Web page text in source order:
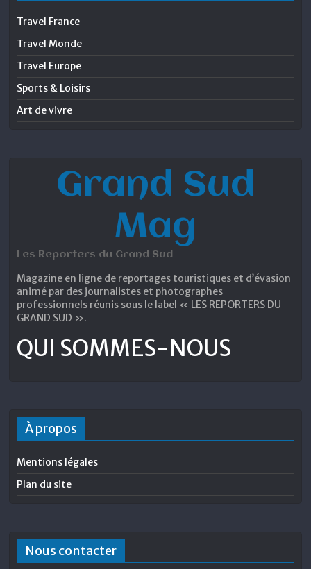
Travel France
Travel Monde
Travel Europe
Sports & Loisirs
Art de vivre
Grand Sud
Mag
Les Reporters du Grand Sud
Magazine en ligne de reportages touristiques et d’évasion
animé par des journalistes et photographes
professionnels réunis sous le label « LES REPORTERS DU
GRAND SUD ».
QUI SOMMES-NOUS
À propos
Mentions légales
Plan du site
Nous contacter